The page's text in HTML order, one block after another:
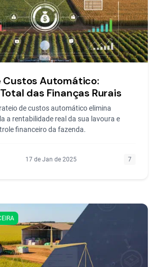
Custos Automático:
das Finanças Rurais
de custos automático elimina
a rentabilidade real da sua lavoura e
financeiro da fazenda.
17 de Jan de 2025 7